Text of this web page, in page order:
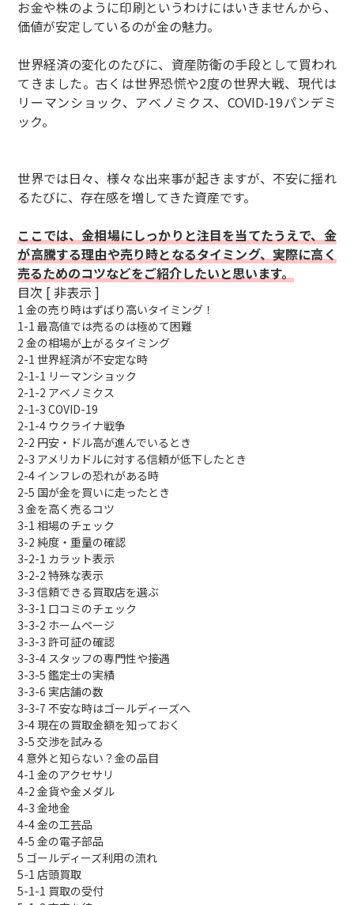
お金や株のように印刷というわけにはいきませんから、
価値が安定しているのが金の魅力。
世界経済の変化のたびに、資産防衛の手段として買われ
てきました。古くは世界恐慌や2度の世界大戦、現代は
リーマンショック、アベノミクス、COVID-19パンデミ
ック。
世界では日々、様々な出来事が起きますが、不安に揺れ
るたびに、存在感を増してきた資産です。
ここでは、金相場にしっかりと注目を当てたうえで、金
が高騰する理由や売り時となるタイミング、実際に高く
売るためのコツなどをご紹介したいと思います。
目次 [非表示 ]
1金の売り時はずばり高いタイミング！
1-1最高値では売るのは極めて困難
2金の相場が上がるタイミング
2-1世界経済が不安定な時
2-1-1 リーマンショック
2-1-2 アベノミクス
2-1-3COVID-19
2-1-4 ウクライナ戦争
2-2 円安・ドル高が進んでいるとき
2-3 アメリカドルに対する信頼が低下したとき
2-4 インフレの恐れがある時
2-5 国が金を買いに走ったとき
3金を高く売るコツ
3-1相場のチェック
3-2純度・重量の確認
3-2-1 カラット表示
3-2-2特殊な表示
3-3信頼できる買取店を選ぶ
3-3-1 口コミのチェック
3-3-2 ホームページ
3-3-3許可証の確認
3-3-4 スタッフの専門性や接遇
3-3-5鑑定士の実績
3-3-6実店舗の数
3-3-7不安な時はゴールディーズへ
3-4 現在の買取金額を知っておく
3-5交渉を試みる
4 意外と知らない？金の品目
4-1金のアクセサリ
4-2金貨や金メダル
4-3金地金
4-4金の工芸品
4-5金の電子部品
5 ゴールディーズ利用の流れ
5-1店頭買取
5-1-1 買取の受付